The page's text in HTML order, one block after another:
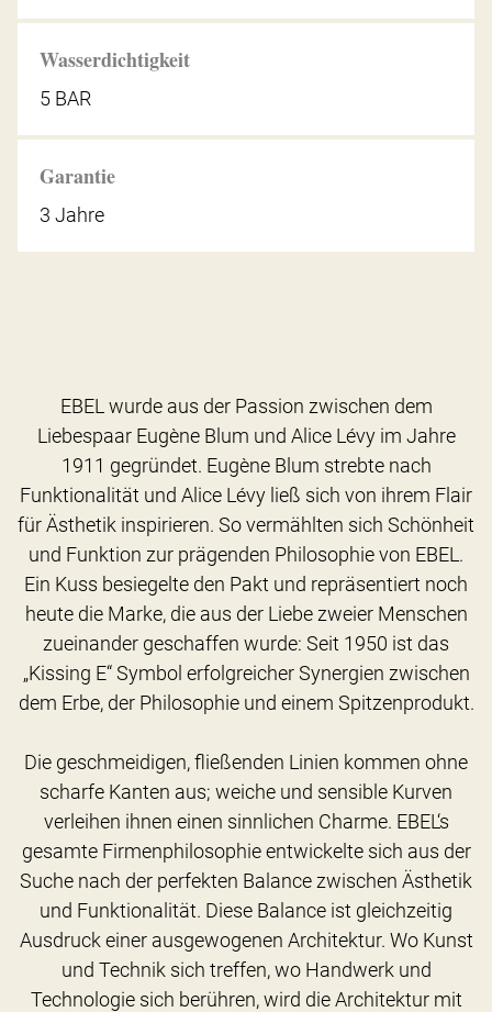
Wasserdichtigkeit
5 BAR
Garantie
3 Jahre
EBEL wurde aus der Passion zwischen dem
Liebespaar Eugène Blum und Alice Lévy im Jahre
1911 gegründet. Eugène Blum strebte nach
Funktionalität und Alice Lévy ließ sich von ihrem Flair
für Ästhetik inspirieren. So vermählten sich Schönheit
und Funktion zur prägenden Philosophie von EBEL.
Ein Kuss besiegelte den Pakt und repräsentiert noch
heute die Marke, die aus der Liebe zweier Menschen
zueinander geschaffen wurde: Seit 1950 ist das
„Kissing E“ Symbol erfolgreicher Synergien zwischen
dem Erbe, der Philosophie und einem Spitzenprodukt.
Die geschmeidigen, fließenden Linien kommen ohne
scharfe Kanten aus; weiche und sensible Kurven
verleihen ihnen einen sinnlichen Charme. EBEL‘s
gesamte Firmenphilosophie entwickelte sich aus der
Suche nach der perfekten Balance zwischen Ästhetik
und Funktionalität. Diese Balance ist gleichzeitig
Ausdruck einer ausgewogenen Architektur. Wo Kunst
und Technik sich treffen, wo Handwerk und
Technologie sich berühren, wird die Architektur mit